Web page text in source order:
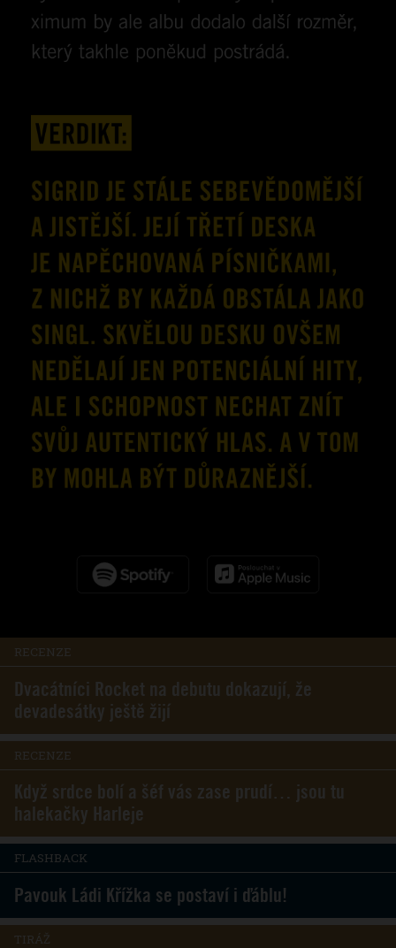
RECENZE
Dvacátníci Rocket na debutu dokazují, že
devadesátky ještě žijí
RECENZE
Když srdce bolí a šéf vás zase prudí… jsou tu
halekačky Harleje
FLASHBACK
Pavouk Ládi Křížka se postaví i ďáblu!
TIRÁŽ